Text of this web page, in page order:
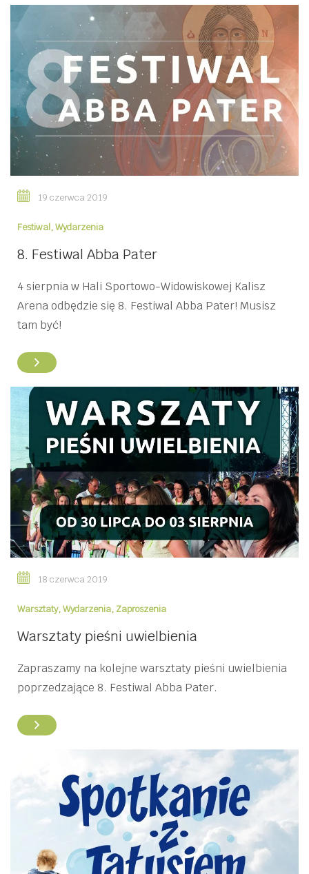
19 czerwca 2019
Festiwal,Wydarzenia
8. Festiwal Abba Pater
4 sierpnia w Hali Sportowo-Widowiskowej Kalisz
Arena odbędzie się 8. Festiwal Abba Pater! Musisz
tam być!
18 czerwca 2019
Warsztaty,Wydarzenia, Zaproszenia
Warsztaty pieśni uwielbienia
Zapraszamy na kolejne warsztaty pieśni uwielbienia
poprzedzające 8. Festiwal Abba Pater.